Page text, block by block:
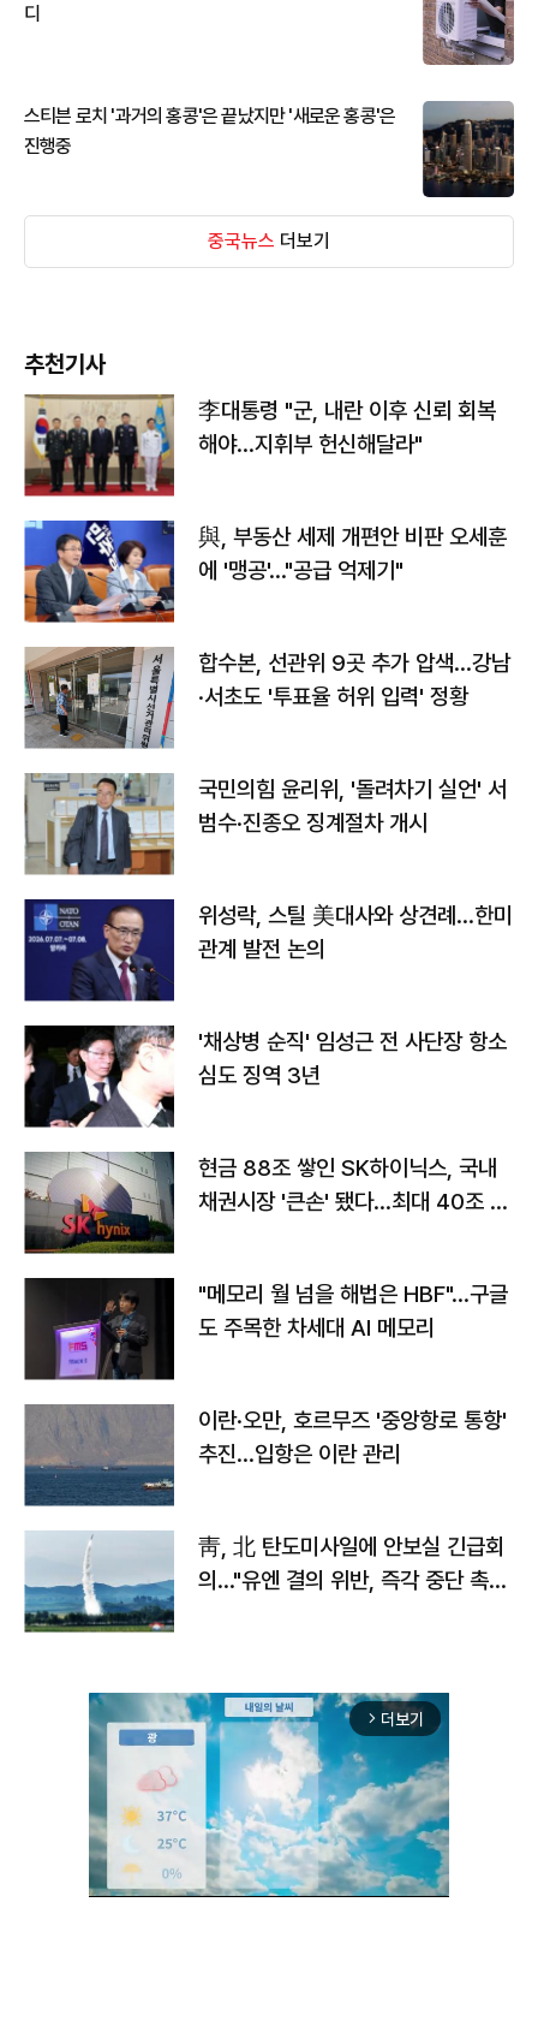
디
스티븐 로치 '과거의 홍콩'은 끝났지만 '새로운 홍콩'은
진행중
중국뉴스 더보기
추천기사
李대통령 "군, 내란 이후 신뢰 회복
해야…지휘부 헌신해달라"
與, 부동산 세제 개편안 비판 오세훈
에 '맹공'…"공급 억제기"
합수본, 선관위 9곳 추가 압색…강남
·서초도 '투표율 허위 입력' 정황
국민의힘 윤리위, '돌려차기 실언' 서
범수·진종오 징계절차 개시
위성락, 스틸 美대사와 상견례…한미
관계 발전 논의
'채상병 순직' 임성근 전 사단장 항소
심도 징역 3년
현금 88조 쌓인 SK하이닉스, 국내
채권시장 '큰손' 됐다…최대 40조 투
"메모리 월 넘을 해법은 HBF"…구글
도 주목한 차세대 AI 메모리
이란·오만, 호르무즈 '중앙항로 통항'
추진…입항은 이란 관리
靑, 北 탄도미사일에 안보실 긴급회
의…"유엔 결의 위반, 즉각 중단 촉
arrow_forward_ios 더보기